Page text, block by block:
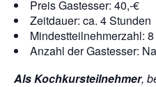
Preis Gastesser: 40,-€
Zeitdauer: ca. 4 Stunden
Mindestteilnehmerzahl: 8
Anzahl der Gastesser:
Als Kochkursteilnehmer,